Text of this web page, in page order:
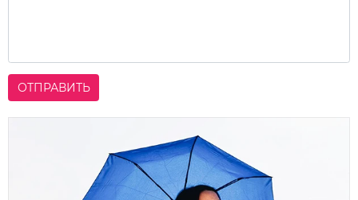
ОТПРАВИТЬ